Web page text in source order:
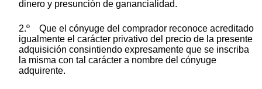
dinero y presunción de ganancialidad.
2.º Que el cónyuge del comprador reconoce acreditado
igualmente el carácter privativo del precio de la presente
adquisición consintiendo expresamente que se inscriba
la misma con tal carácter a nombre del cónyuge
adquirente.